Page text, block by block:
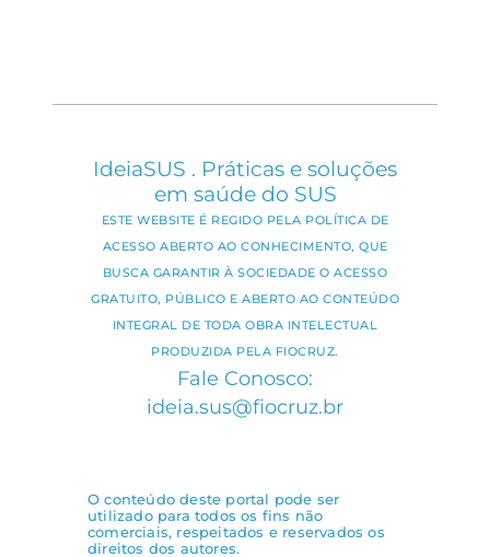
IdeiaSUS . Práticas e soluções
em saúde do SUS
ESTE WEBSITE É REGIDO PELA POLÍTICA DE
ACESSO ABERTO AO CONHECIMENTO, QUE
BUSCA GARANTIR À SOCIEDADE O ACESSO
GRATUITO, PÚBLICO E ABERTO AO CONTEÚDO
INTEGRAL DE TODA OBRA INTELECTUAL
PRODUZIDA PELA FIOCRUZ.
Fale Conosco:
ideia.sus@fiocruz.br
O conteúdo deste portal pode ser
utilizado para todos os fins não
comerciais, respeitados e reservados os
direitos dos autores.